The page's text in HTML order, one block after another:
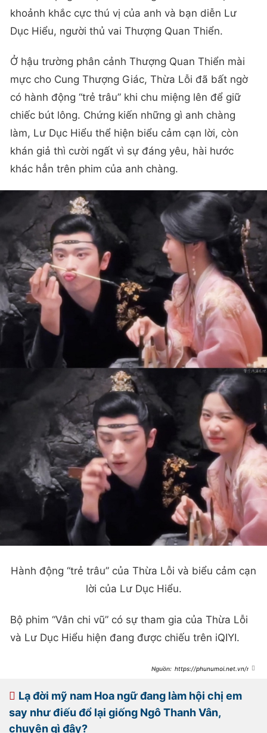
khoảnh khắc cực thú vị của anh và bạn diễn Lư
Dục Hiểu, người thủ vai Thượng Quan Thiển.
Ở hậu trường phân cảnh Thượng Quan Thiển mài
mực cho Cung Thượng Giác, Thừa Lỗi đã bất ngờ
có hành động “trẻ trâu” khi chu miệng lên để giữ
chiếc bút lông. Chứng kiến những gì anh chàng
làm, Lư Dục Hiểu thể hiện biểu cảm cạn lời, còn
khán giả thì cười ngất vì sự đáng yêu, hài hước
khác hẳn trên phim của anh chàng.
Hành động “trẻ trâu” của Thừa Lỗi và biểu cảm cạn
lời của Lư Dục Hiểu.
Bộ phim “Vân chi vũ” có sự tham gia của Thừa Lỗi
và Lư Dục Hiểu hiện đang được chiếu trên iQIYI.
https://phunumoi.net.vn/my
can-loi-d278540.html
Lạ đời mỹ nam Hoa ngữ đang làm hội chị em
say như điếu đổ lại giống Ngô Thanh Vân,
chuyện gì đây?